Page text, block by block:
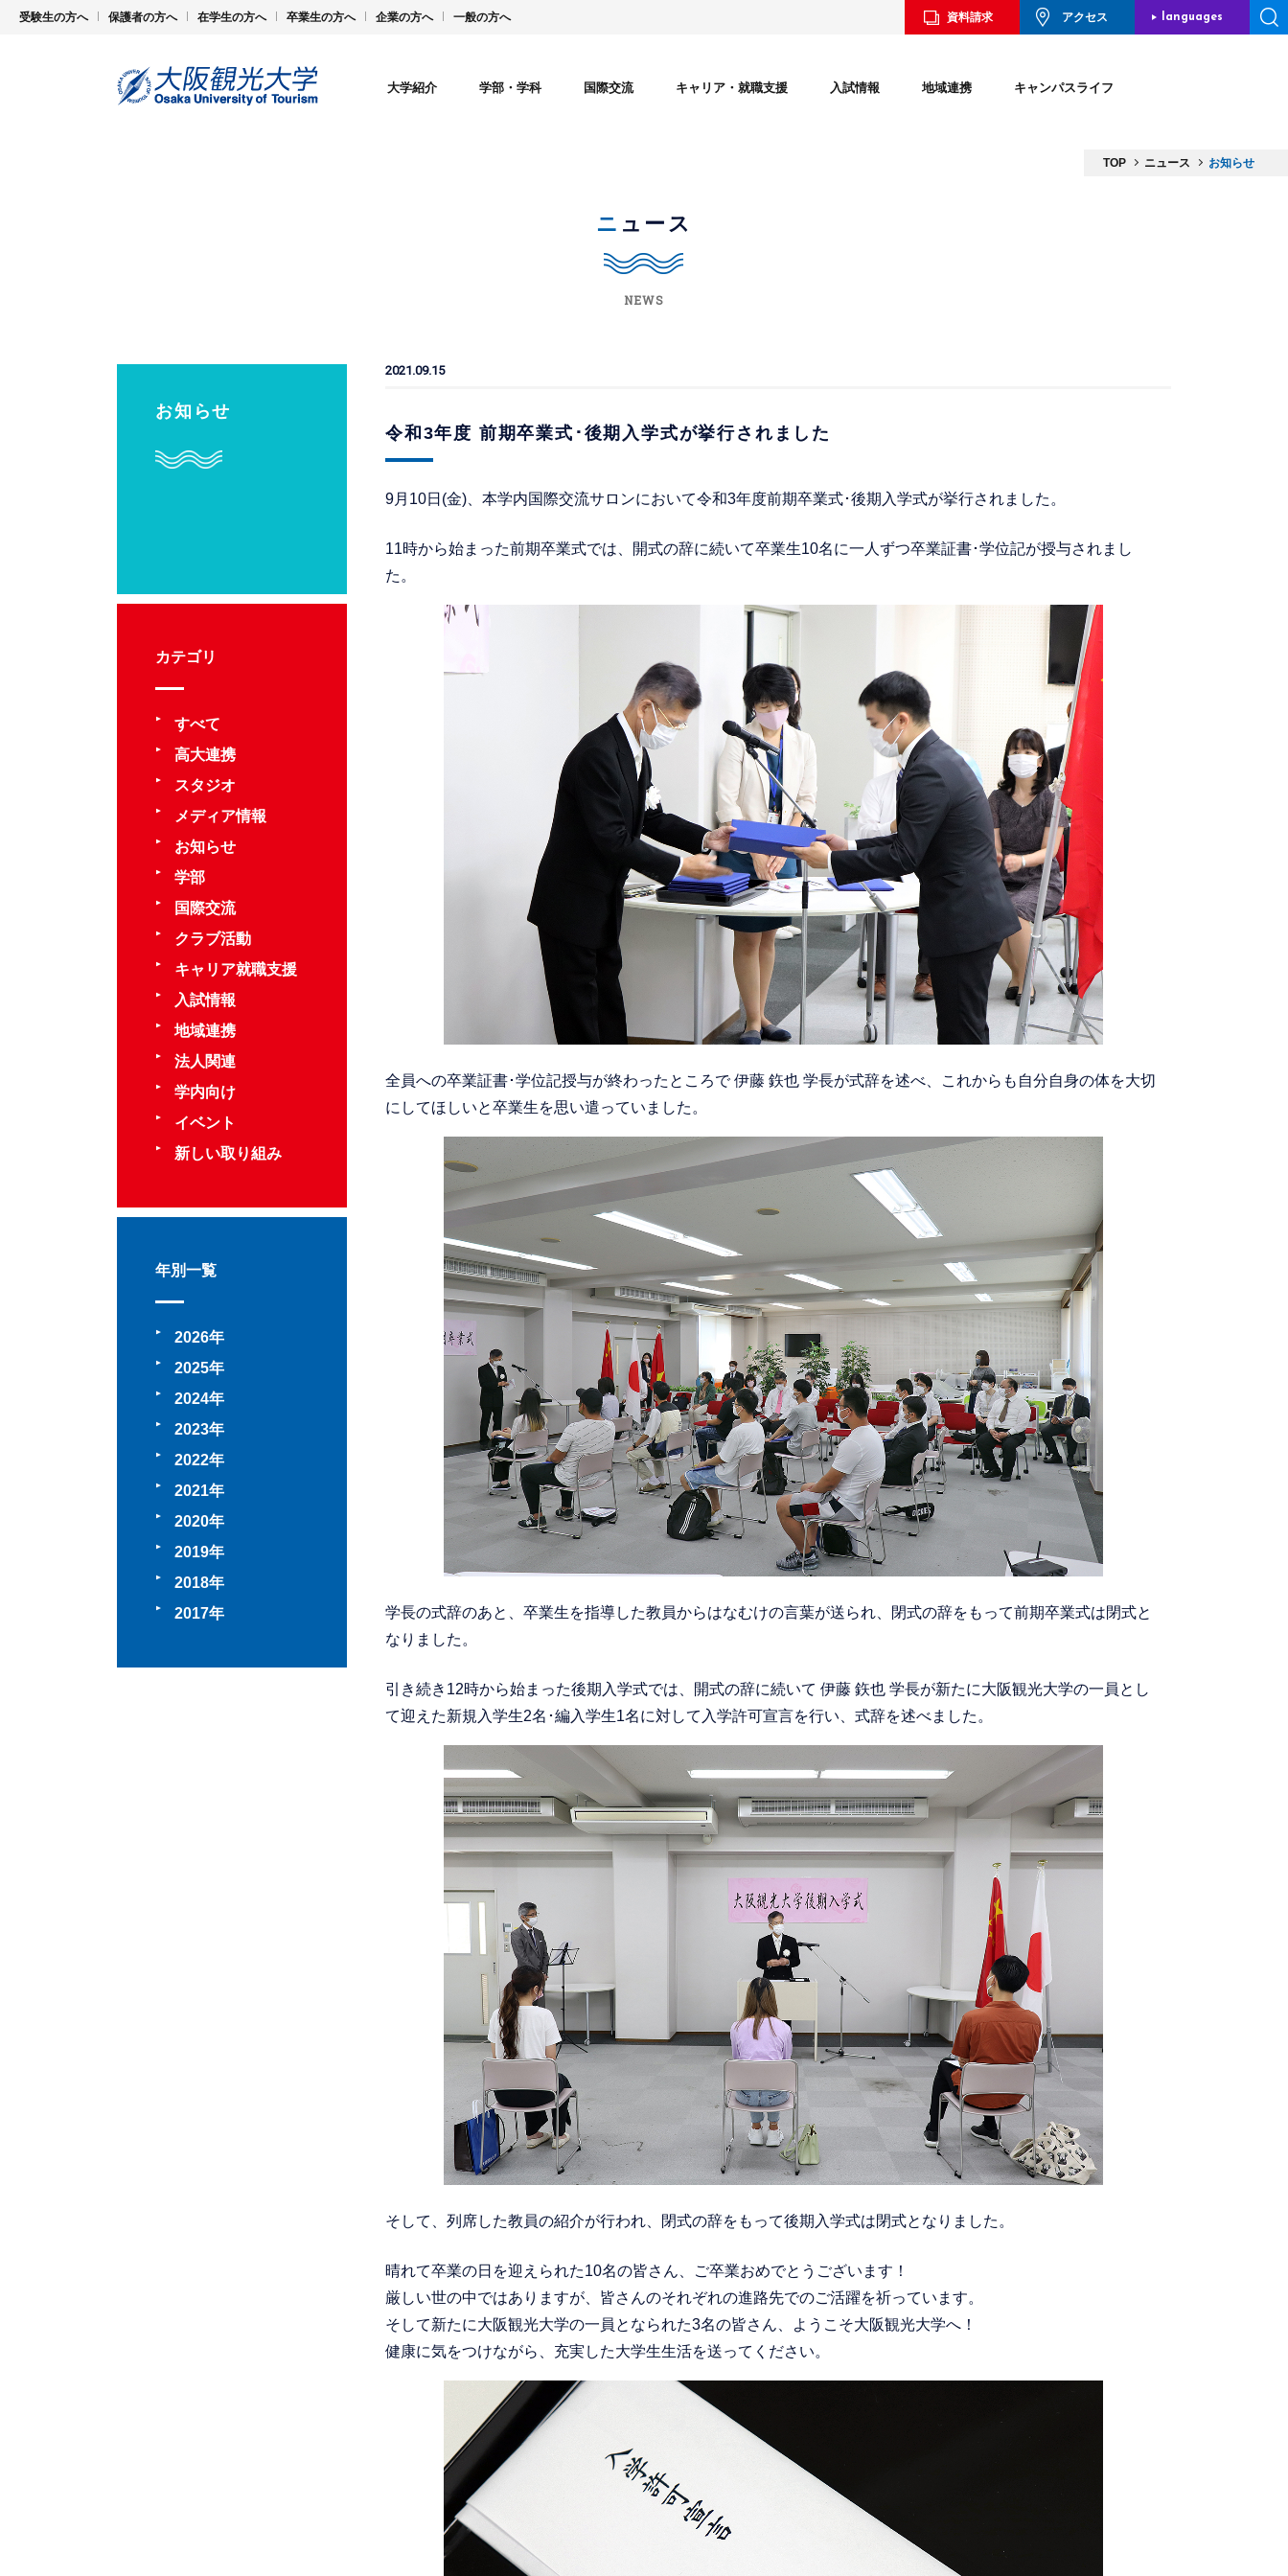
受験生の方へ 保護者の方へ 在学生の方へ 卒業生の方へ 企業の方へ 一般の方へ 資料請求 アクセス languages
大学紹介 学部・学科 国際交流 キャリア・就職支援 入試情報 地域連携 キャンパスライフ
TOP ニュース お知らせ
ニュース
NEWS
お知らせ
2021.09.15
令和3年度 前期卒業式･後期入学式が挙行されました
9月10日(金)、本学内国際交流サロンにおいて令和3年度前期卒業式･後期入学式が挙行されました。
11時から始まった前期卒業式では、開式の辞に続いて卒業生10名に一人ずつ卒業証書･学位記が授与されまし
た。
全員への卒業証書･学位記授与が終わったところで 伊藤 鉃也 学長が式辞を述べ、これからも自分自身の体を大切
にしてほしいと卒業生を思い遣っていました。
学長の式辞のあと、卒業生を指導した教員からはなむけの言葉が送られ、閉式の辞をもって前期卒業式は閉式と
なりました。
引き続き12時から始まった後期入学式では、開式の辞に続いて 伊藤 鉃也 学長が新たに大阪観光大学の一員とし
て迎えた新規入学生2名･編入学生1名に対して入学許可宣言を行い、式辞を述べました。
そして、列席した教員の紹介が行われ、閉式の辞をもって後期入学式は閉式となりました。
晴れて卒業の日を迎えられた10名の皆さん、ご卒業おめでとうございます！
厳しい世の中ではありますが、皆さんのそれぞれの進路先でのご活躍を祈っています。
そして新たに大阪観光大学の一員となられた3名の皆さん、ようこそ大阪観光大学へ！
健康に気をつけながら、充実した大学生生活を送ってください。
カテゴリ
すべて
高大連携
スタジオ
メディア情報
お知らせ
学部
国際交流
クラブ活動
キャリア就職支援
入試情報
地域連携
法人関連
学内向け
イベント
新しい取り組み
年別一覧
2026
2025
2024
2023
2022
2021
2020
2019
2018
2017